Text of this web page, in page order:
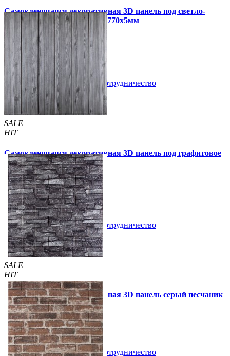
Самоклеющаяся декоративная 3D панель под светло-
серый кирпич полоска 700x770x5мм
109 грн /шт 170 грн/шт
Купить В закладки Сотрудничество
SALE
HIT
Самоклеющаяся декоративная 3D панель под графитовое
дерево 700x700x5мм
99 грн/шт 170 грн/шт
Купить В закладки Сотрудничество
SALE
HIT
Самоклеющаяся декоративная 3D панель серый песчаник
700x770x3мм (59-3)
69 грн/шт 140 грн/шт
Купить В закладки Сотрудничество